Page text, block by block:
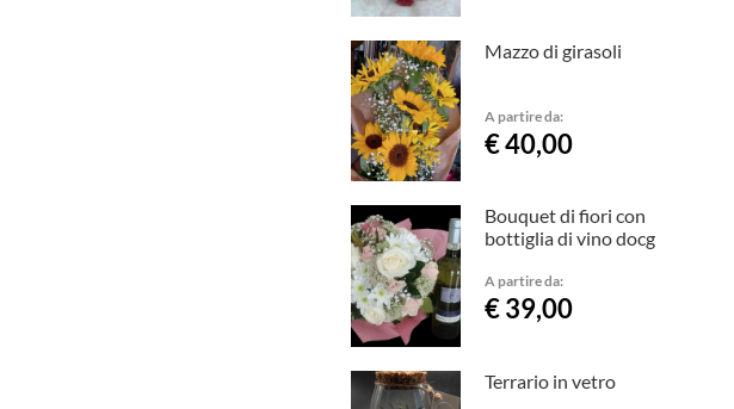
Mazzo di girasoli
A partire da:
€ 40,00
Bouquet di fiori con
bottiglia di vino docg
A partire da:
€ 39,00
Terrario in vetro